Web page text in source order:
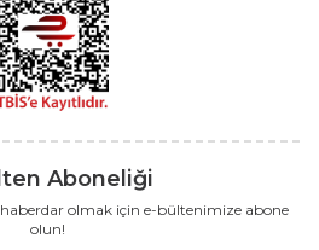
Aboneliği
olmak için e-bültenimize abone
olun!